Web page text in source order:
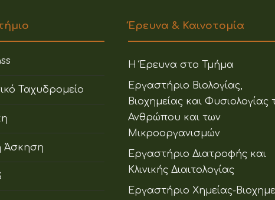
Ταχυδρομείο
Άσκηση
Έρευνα & Καινοτομία
Η Έρευνα στο Τμήμα
Εργαστήριο Βιολογίας,
Βιοχημείας και Φυσιολογίας
Ανθρώπου και των
Μικροοργανισμών
Εργαστήριο Διατροφής και
Κλινικής Διαιτολογίας
Εργαστήριο Χημείας-